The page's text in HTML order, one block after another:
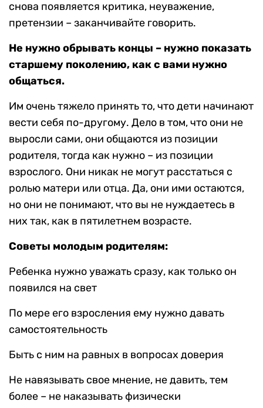
снова появляется критика, неуважение,
претензии – заканчивайте говорить.
Не нужно обрывать концы – нужно показать
старшему поколению, как с вами нужно
общаться.
Им очень тяжело принять то, что дети начинают
вести себя по-другому. Дело в том, что они не
выросли сами, они общаются из позиции
родителя, тогда как нужно – из позиции
взрослого. Они никак не могут расстаться с
ролью матери или отца. Да, они ими остаются,
но они не понимают, что вы не нуждаетесь в
них так, как в пятилетнем возрасте.
Советы молодым родителям:
Ребенка нужно уважать сразу, как только он
появился на свет
По мере его взросления ему нужно давать
самостоятельность
Быть с ним на равных в вопросах доверия
Не навязывать свое мнение, не давить, тем
более – не наказывать физически